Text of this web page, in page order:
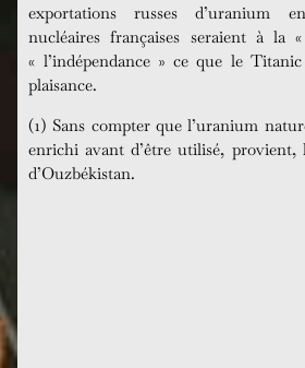
exportations russes d’uranium
nucléaires françaises seraient à la
« l’indépendance » ce que le
plaisance.
(1) Sans compter que l’uranium
enrichi avant d’être utilisé,
d’Ouzbékistan.